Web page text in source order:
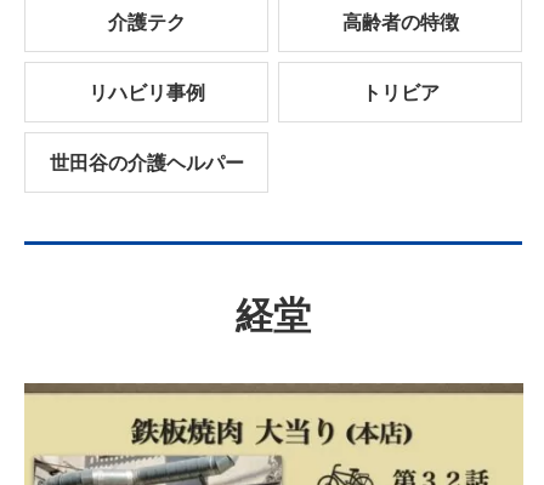
介護テク 高齢者の特徴
リハビリ事例 トリビア
世田谷の介護ヘルパー
経堂